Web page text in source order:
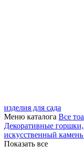
изделия для сада
Меню каталога Все
Декоративные
искусственный
Показать все